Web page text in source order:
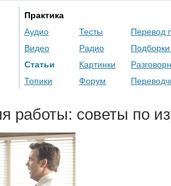
Практика
Аудио
Видео
Статьи
Топики
Тесты
Радио
Картинки
Форум
Перевод
работы: советы по